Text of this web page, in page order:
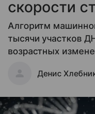
скорости
Алгоритм
тысячи участков
возрастных
Денис